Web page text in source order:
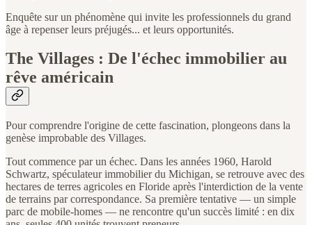
Enquête sur un phénomène qui invite les professionnels du grand
âge à repenser leurs préjugés... et leurs opportunités.
The Villages : De l'échec immobilier au
rêve américain
Pour comprendre l'origine de cette fascination, plongeons dans la
genèse improbable des Villages.
Tout commence par un échec. Dans les années 1960, Harold
Schwartz, spéculateur immobilier du Michigan, se retrouve avec des
hectares de terres agricoles en Floride après l'interdiction de la vente
de terrains par correspondance. Sa première tentative — un simple
parc de mobile-homes — ne rencontre qu'un succès limité : en dix